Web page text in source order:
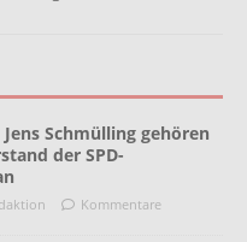
Schmülling gehören
der SPD-
Kommentare